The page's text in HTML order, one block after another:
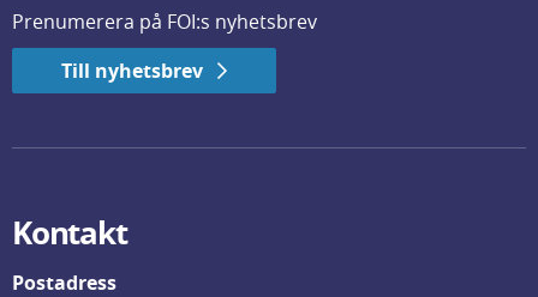
Prenumerera på FOI:s nyhetsbrev
Till nyhetsbrev
Kontakt
Postadress